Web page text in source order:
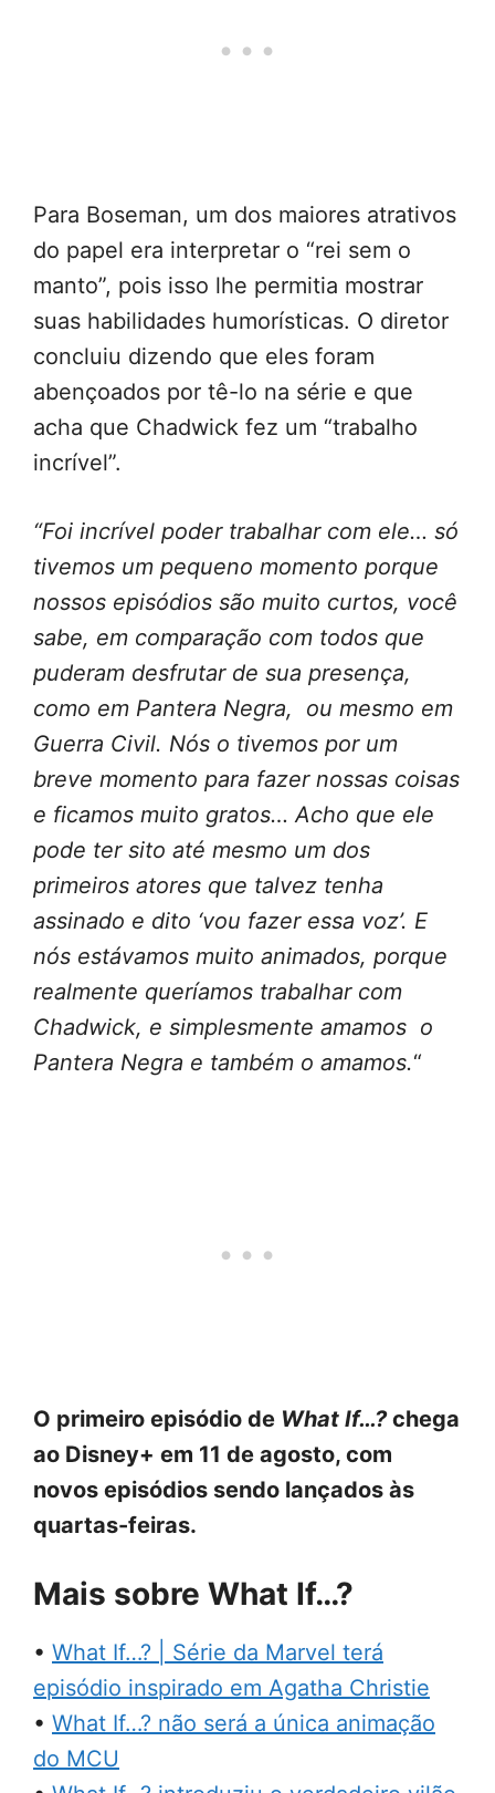
Para Boseman, um dos maiores atrativos
do papel era interpretar o “rei sem o
manto”, pois isso lhe permitia mostrar
suas habilidades humorísticas. O diretor
concluiu dizendo que eles foram
abençoados por tê-lo na série e que
acha que Chadwick fez um “trabalho
incrível”.
“Foi incrível poder trabalhar com ele… só
tivemos um pequeno momento porque
nossos episódios são muito curtos, você
sabe, em comparação com todos que
puderam desfrutar de sua presença,
como em Pantera Negra, ou mesmo em
Guerra Civil. Nós o tivemos por um
breve momento para fazer nossas coisas
e ficamos muito gratos… Acho que ele
pode ter sito até mesmo um dos
primeiros atores que talvez tenha
assinado e dito ‘vou fazer essa voz’. E
nós estávamos muito animados, porque
realmente queríamos trabalhar com
Chadwick, e simplesmente amamos o
Pantera Negra e também o amamos.“
O primeiro episódio de What If…?chega
ao Disney+ em 11 de agosto, com
novos episódios sendo lançados às
quartas-feiras.
Mais sobre What If…?
• What If…? | Série da Marvel terá
episódio inspirado em Agatha Christie
• What If…? não será a única animação
do MCU